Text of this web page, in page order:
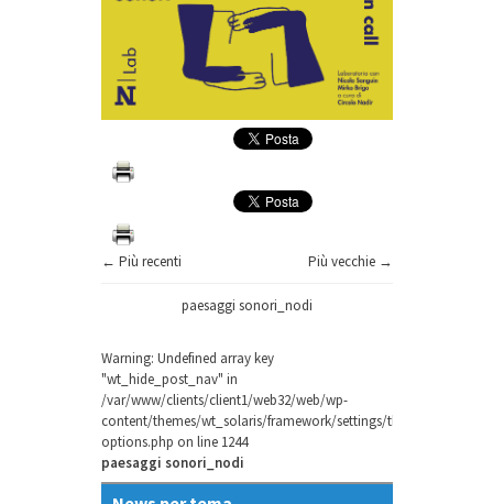
← Più recenti Più vecchie →
paesaggi sonori_nodi
Warning: Undefined array key
"wt_hide_post_nav" in
/var/www/clients/client1/web32/web/wp-
content/themes/wt_solaris/framework/settings/theme-
options.php on line 1244
paesaggi sonori_nodi